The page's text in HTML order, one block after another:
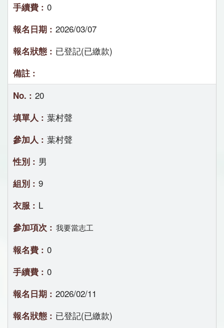
0
2026/03/07
已登記(已繳款)
20
葉村聲
葉村聲
男
9
L
我要當志工
0
0
2026/02/11
已登記(已繳款)